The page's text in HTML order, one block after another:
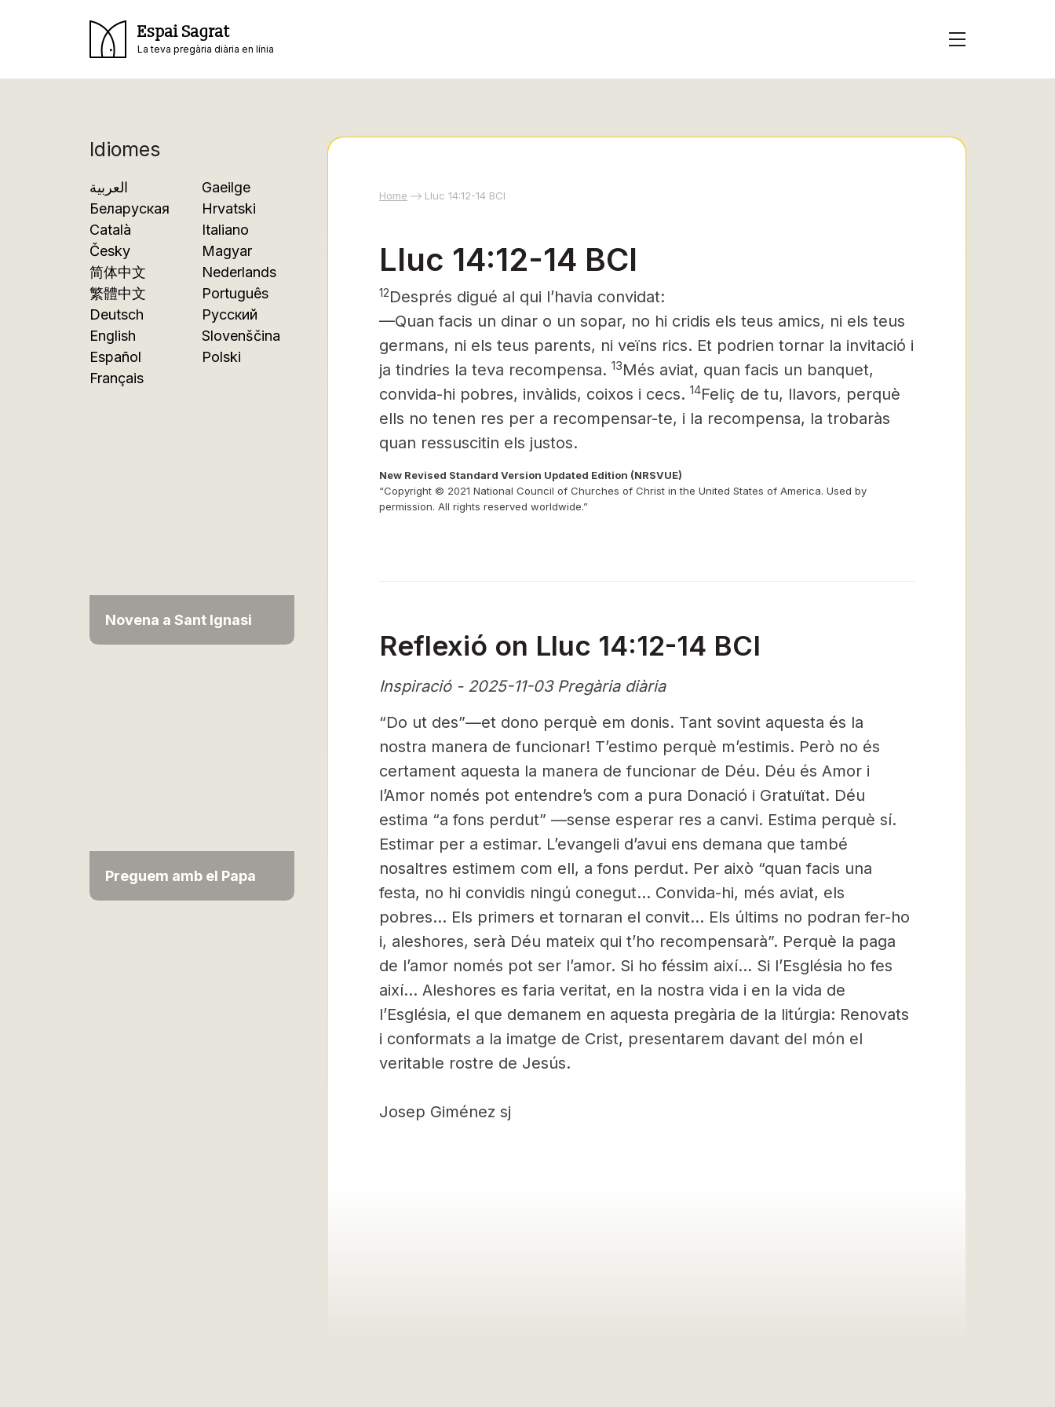
Espai Sagrat
La teva pregària diària en línia
Idiomes
العربية
Беларуская
Català
Česky
简体中文
繁體中文
Deutsch
English
Español
Français
Gaeilge
Hrvatski
Italiano
Magyar
Nederlands
Português
Русский
Slovenščina
Polski
Novena a Sant Ignasi
Preguem amb el Papa
Home Lluc 14:12-14 BCI
Lluc 14:12-14 BCI
12Després digué al qui l’havia convidat:
—Quan facis un dinar o un sopar, no hi cridis els teus amics, ni els teus
germans, ni els teus parents, ni veïns rics. Et podrien tornar la invitació i
ja tindries la teva recompensa. 13Més aviat, quan facis un banquet,
convida-hi pobres, invàlids, coixos i cecs. 14Feliç de tu, llavors, perquè
ells no tenen res per a recompensar-te, i la recompensa, la trobaràs
quan ressuscitin els justos.
New Revised Standard Version Updated Edition (NRSVUE)
“Copyright © 2021 National Council of Churches of Christ in the United States of America. Used by
permission. All rights reserved worldwide.”
Reflexió on Lluc 14:12-14 BCI
Inspiració - 2025-11-03 Pregària diària
“Do ut des”—et dono perquè em donis. Tant sovint aquesta és la
nostra manera de funcionar! T’estimo perquè m’estimis. Però no és
certament aquesta la manera de funcionar de Déu. Déu és Amor i
l’Amor només pot entendre’s com a pura Donació i Gratuïtat. Déu
estima “a fons perdut” —sense esperar res a canvi. Estima perquè sí.
Estimar per a estimar. L’evangeli d’avui ens demana que també
nosaltres estimem com ell, a fons perdut. Per això “quan facis una
festa, no hi convidis ningú conegut… Convida-hi, més aviat, els
pobres… Els primers et tornaran el convit… Els últims no podran fer-ho
i, aleshores, serà Déu mateix qui t’ho recompensarà”. Perquè la paga
de l’amor només pot ser l’amor. Si ho féssim així… Si l’Església ho fes
així… Aleshores es faria veritat, en la nostra vida i en la vida de
l’Església, el que demanem en aquesta pregària de la litúrgia: Renovats
i conformats a la imatge de Crist, presentarem davant del món el
veritable rostre de Jesús.
Josep Giménez sj